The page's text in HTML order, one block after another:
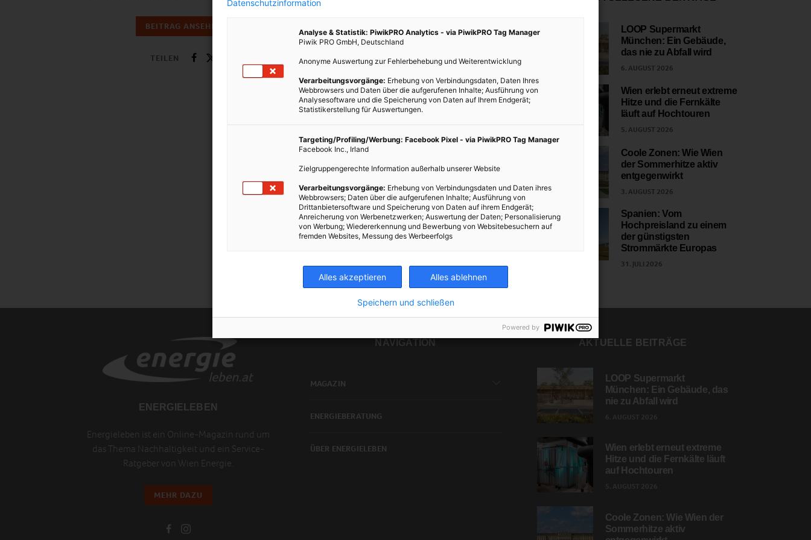
BEITRAG ANSEHEN
TEILEN
LOOP Supermarkt
München: Ein Gebäude,
das nie zu Abfall wird
6. AUGUST 2026
Wien erlebt erneut extreme
Hitze und die Fernkälte
läuft auf Hochtouren
5. AUGUST 2026
Coole Zonen: Wie Wien
der Sommerhitze aktiv
entgegenwirkt
3. AUGUST 2026
Spanien: Vom
Hochpreisland zu einem
der günstigsten
Strommärkte Europas
31. JULI 2026
ENERGIELEBEN
Energieleben ist ein Online-Magazin rund um
das Thema Nachhaltigkeit und ein Service-
Ratgeber von Wien Energie.
MEHR DAZU
NAVIGATION
MAGAZIN
ENERGIEBERATUNG
ÜBER ENERGIELEBEN
AKTUELLE BEITRÄGE
LOOP Supermarkt
München: Ein Gebäude, das
nie zu Abfall wird
Wien erlebt erneut extreme
Hitze und die Fernkälte läuft
auf Hochtouren
Coole Zonen: Wie Wien der
Sommerhitze aktiv
Datenschutzinformation
Analyse & Statistik: PiwikPRO Analytics - via PiwikPRO Tag Manager
Piwik PRO GmbH, Deutschland
Anonyme Auswertung zur Fehlerbehebung und Weiterentwicklung
Verarbeitungsvorgänge: Erhebung von Verbindungsdaten, Daten Ihres
Webbrowsers und Daten über die aufgerufenen Inhalte; Ausführung von
Analysesoftware und die Speicherung von Daten auf Ihrem Endgerät;
Statistikerstellung für Auswertungen.
Targeting/Profiling/Werbung: Facebook Pixel - via PiwikPRO Tag Manager
Facebook Inc., Irland
Zielgruppengerechte Information außerhalb unserer Website
Verarbeitungsvorgänge: Erhebung von Verbindungsdaten und Daten ihres
Webbrowsers; Daten über die aufgerufenen Inhalte; Ausführung von
Drittanbietersoftware und Speicherung von Daten auf ihrem Endgerät;
Anreicherung von Werbenetzwerken; Auswertung der Daten; Personalisierung
von Werbung; Wiedererkennung und Bewerbung von Websitebesuchern auf
fremden Websites, Messung des Werbeerfolgs
Alles akzeptieren Alles ablehnen
Speichern und schließen
Powered by